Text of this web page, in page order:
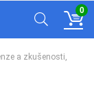
0
a zkušenosti,